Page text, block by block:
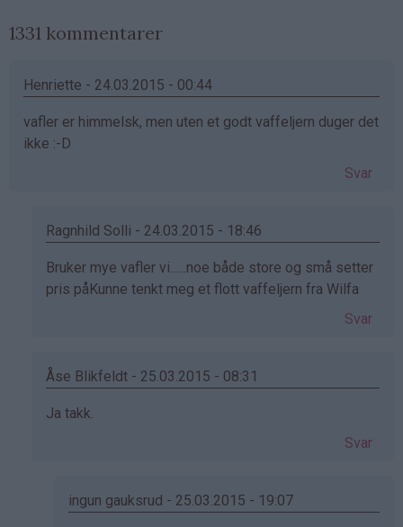
1331 kommentarer
Henriette - 24.03.2015 - 00:44
vafler er himmelsk, men uten et godt vaffeljern duger det
ikke :-D
Svar
Ragnhild Solli - 24.03.2015 - 18:46
Som
svar
(ikke
Bruker mye vafler vi......noe både store og små setter
pris påKunne tenkt meg et flott vaffeljern fra Wilfa
Svar
Åse Blikfeldt - 25.03.2015 - 08:31
Som
Henriette
Ja takk.
Svar
ingun gauksrud - 25.03.2015 - 19:07